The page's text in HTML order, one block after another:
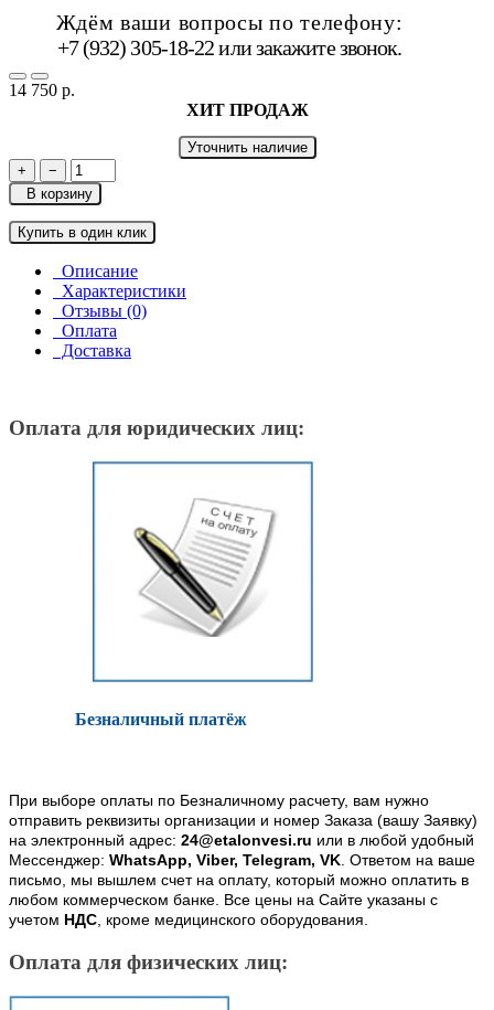
Ждём ваши вопросы по телефону:
+7 (932) 305-18-22 илизакажите звонок.
14 750 р.
ХИТ ПРОДАЖ
Уточнить наличие
+
−
В корзину
Купить в один клик
Описание
Характеристики
Отзывы (0)
Оплата
Доставка
Оплата для юридических лиц:
Безналичный платёж
При выборе оплаты по Безналичному расчету, вам нужно
отправить реквизиты организации и номер Заказа (вашу Заявку)
на электронный адрес: 24@etalonvesi.ru или в любой удобный
Мессенджер: WhatsApp, Viber, Telegram, VK. Ответом на ваше
письмо, мы вышлем счет на оплату, который можно оплатить в
любом коммерческом банке. Все цены на Сайте указаны с
учетом НДС, кроме медицинского оборудования.
Оплата для физических лиц: